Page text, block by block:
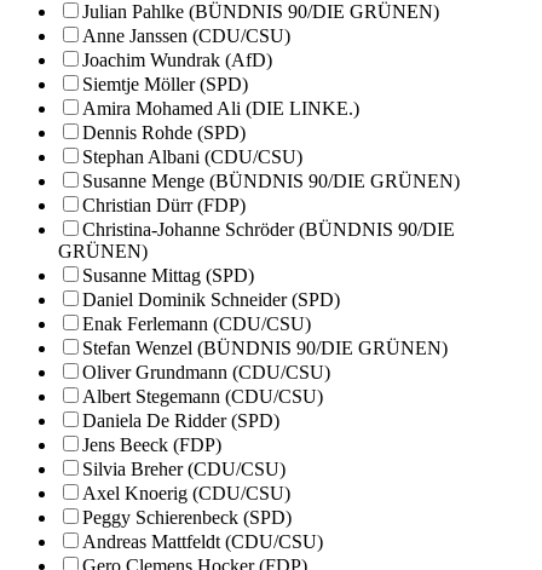
Julian Pahlke (BÜNDNIS 90/DIE GRÜNEN)
Anne Janssen (CDU/CSU)
Joachim Wundrak (AfD)
Siemtje Möller (SPD)
Amira Mohamed Ali (DIE LINKE.)
Dennis Rohde (SPD)
Stephan Albani (CDU/CSU)
Susanne Menge (BÜNDNIS 90/DIE GRÜNEN)
Christian Dürr (FDP)
Christina-Johanne Schröder (BÜNDNIS 90/DIE
GRÜNEN)
Susanne Mittag (SPD)
Daniel Dominik Schneider (SPD)
Enak Ferlemann (CDU/CSU)
Stefan Wenzel (BÜNDNIS 90/DIE GRÜNEN)
Oliver Grundmann (CDU/CSU)
Albert Stegemann (CDU/CSU)
Daniela De Ridder (SPD)
Jens Beeck (FDP)
Silvia Breher (CDU/CSU)
Axel Knoerig (CDU/CSU)
Peggy Schierenbeck (SPD)
Andreas Mattfeldt (CDU/CSU)